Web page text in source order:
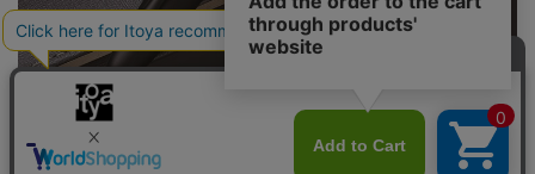
ペン先：１８金
軸：アルミ
塗装 ヘッド・クリップ：ステンレス＋特殊鋼 ロジウム
ノブ：黄銅 ロジウム仕上
PILOT パイロット 圧倒的な安定感と安心感